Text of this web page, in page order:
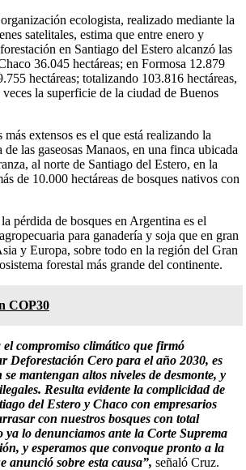
ecologista, realizado mediante la
satelitales, estima que entre enero y
en Santiago del Estero alcanzó las
36.045 hectáreas; en Formosa 12.879
hectáreas; totalizando 103.816 hectáreas,
la superficie de la ciudad de Buenos
extensos es el que está realizando la
las gaseosas Manaos, en una finca ubicada
al norte de Santiago del Estero, en la
de 10.000 hectáreas de bosques nativos con
pérdida de bosques en Argentina es el
para ganadería y soja que en gran
y Europa, sobre todo en la región del Gran
forestal más grande del continente.
COP30
el compromiso climático que firmó
Deforestación Cero para el año 2030, es
mantengan altos niveles de desmonte, y
Resulta evidente la complicidad de
del Estero y Chaco con empresarios
con nuestros bosques con total
ya lo denunciamos ante la Corte Suprema
y esperamos que convoque pronto a la
anunció sobre esta causa”, señaló Cruz.